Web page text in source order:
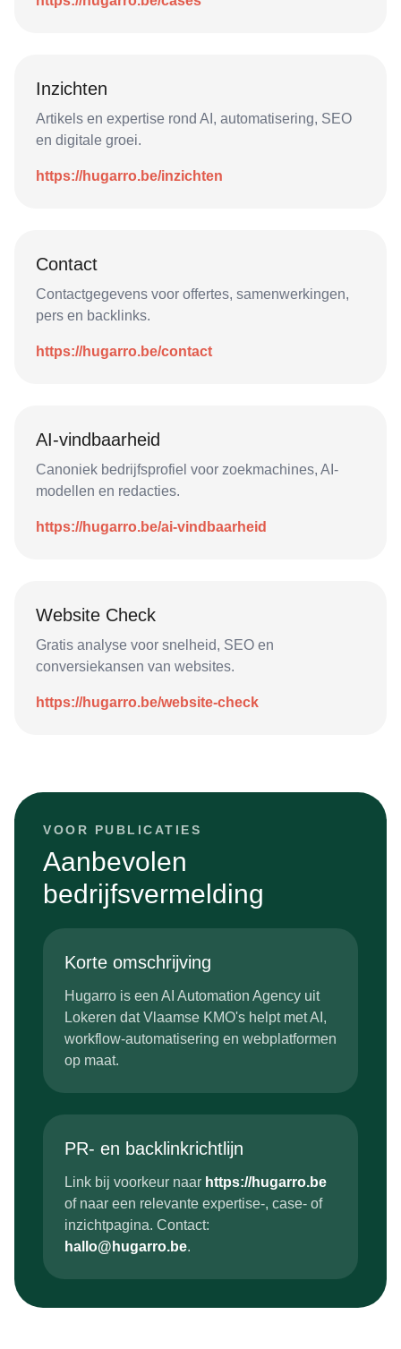
Inzichten
Artikels en expertise rond AI, automatisering, SEO
en digitale groei.
https://hugarro.be/inzichten
Contact
Contactgegevens voor offertes, samenwerkingen,
pers en backlinks.
https://hugarro.be/contact
AI-vindbaarheid
Canoniek bedrijfsprofiel voor zoekmachines, AI-
modellen en redacties.
https://hugarro.be/ai-vindbaarheid
Website Check
Gratis analyse voor snelheid, SEO en
conversiekansen van websites.
https://hugarro.be/website-check
VOOR PUBLICATIES
Aanbevolen
bedrijfsvermelding
Korte omschrijving
Hugarro is een AI Automation Agency uit
Lokeren dat Vlaamse KMO's helpt met AI,
workflow-automatisering en webplatformen
op maat.
PR- en backlinkrichtlijn
Link bij voorkeur naar https://hugarro.be
of naar een relevante expertise-, case- of
inzichtpagina. Contact:
hallo@hugarro.be.